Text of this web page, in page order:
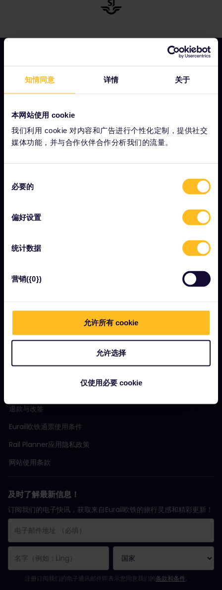
知情同意 详情 关于
本网站使用 cookie
我们利用 cookie 对内容和广告进行个性化定制，提供社交
媒体功能，并与合作伙伴合作分析我们的流量。
必要的
偏好设置
统计数据
营销({0})
允许所有 cookie
允许选择
仅使用必要 cookie
新闻中心
让我们开始吧
杂志
可持续旅游
退款与改签
Eurail欧铁通票使用条件
Rail Planner应用隐私政策
网站使用条款
及时了解最新信息！
订阅我们的电子快讯，获取来自Eurail欧铁的旅行灵感和精彩更新！
您已成功订阅。
电子邮件地址栏为必填栏！
电子邮件地址无效！
订阅电子通讯时出错。请稍后重试。
您已订阅此电子通讯！
请同意有关订阅电子通讯的条款和条件。
注册订阅我们的电子通讯邮件即表示您同意我们的条款和条件